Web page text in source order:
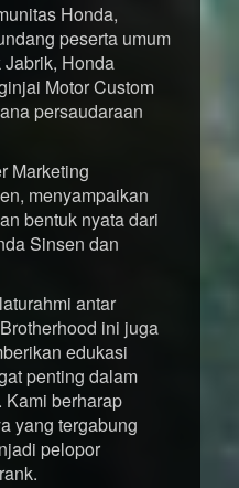
Honda,
peserta umum
Jabrik, Honda
Motor Custom
persaudaraan
Marketing
menyampaikan
bentuk nyata dari
Sinsen dan
antar
ini juga
edukasi
penting dalam
berharap
yang tergabung
pelopor